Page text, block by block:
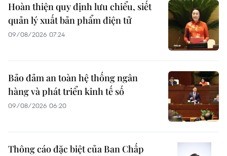
Hoàn thiện quy định lưu chiểu, siết
quản lý xuất bản phẩm điện tử
09/08/2026 07:24
Bảo đảm an toàn hệ thống ngân
hàng và phát triển kinh tế số
09/08/2026 06:20
Thông cáo đặc biệt của Ban Chấp